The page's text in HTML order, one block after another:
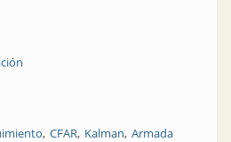
CFAR Kalman Armada